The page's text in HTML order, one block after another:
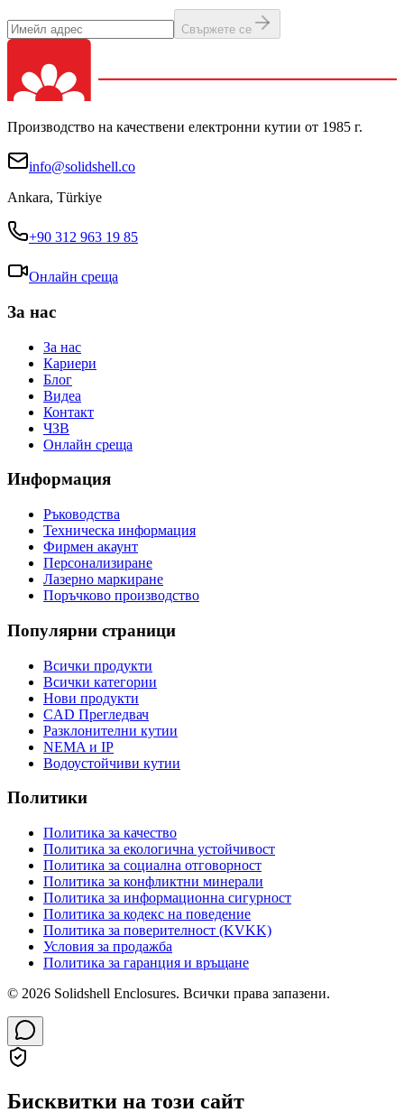
Свържете се
Производство на качествени електронни кутии от 1985 г.
info@solidshell.co
Ankara, Türkiye
+90 312 963 19 85
Онлайн среща
За нас
За нас
Кариери
Блог
Видеа
Контакт
ЧЗВ
Онлайн среща
Информация
Ръководства
Техническа информация
Фирмен акаунт
Персонализиране
Лазерно маркиране
Поръчково производство
Популярни страници
Всички продукти
Всички категории
Нови продукти
CAD Прегледвач
Разклонителни кутии
NEMA и IP
Водоустойчиви кутии
Политики
Политика за качество
Политика за екологична устойчивост
Политика за социална отговорност
Политика за конфликтни минерали
Политика за информационна сигурност
Политика за кодекс на поведение
Политика за поверителност (KVKK)
Условия за продажба
Политика за гаранция и връщане
© 2026 Solidshell Enclosures. Всички права запазени.
Бисквитки на този сайт